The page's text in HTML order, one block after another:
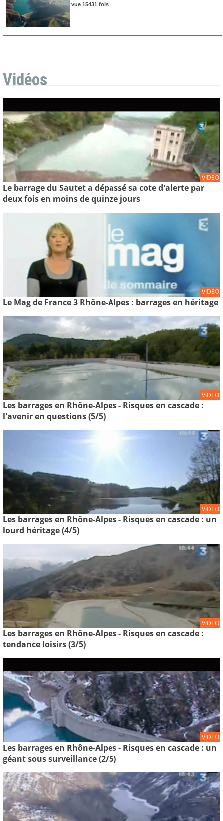
vue 15431 fois
Vidéos
VIDEO
Le barrage du Sautet a dépassé sa cote d'alerte par
deux fois en moins de quinze jours
VIDEO
Le Mag de France 3 Rhône-Alpes : barrages en héritage
VIDEO
Les barrages en Rhône-Alpes - Risques en cascade :
l'avenir en questions (5/5)
VIDEO
Les barrages en Rhône-Alpes - Risques en cascade : un
lourd héritage (4/5)
VIDEO
Les barrages en Rhône-Alpes - Risques en cascade :
tendance loisirs (3/5)
VIDEO
Les barrages en Rhône-Alpes - Risques en cascade : un
géant sous surveillance (2/5)